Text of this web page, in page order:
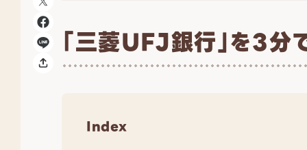
「三菱UFJ銀行」を3分
Index